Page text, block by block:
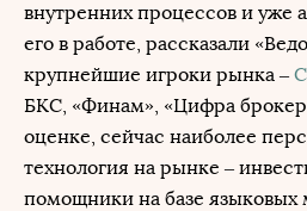
внутренних процессов и уже
его в работе, рассказали
крупнейшие игроки рынка –
БКС, «Финам», «Цифра
оценке, сейчас наиболее
технология на рынке –
помощники на базе языковых